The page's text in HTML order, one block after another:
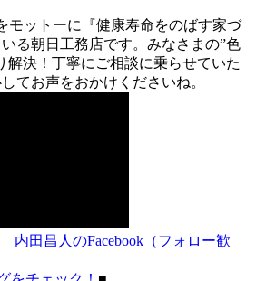
モットーに『健康寿命をのばす家づ
る朝日工務店です。みなさまの”色
解決！丁寧にご相談に乗らせていた
てお声をおかけくださいね。
内田昌人のFacebook（フォロー歓